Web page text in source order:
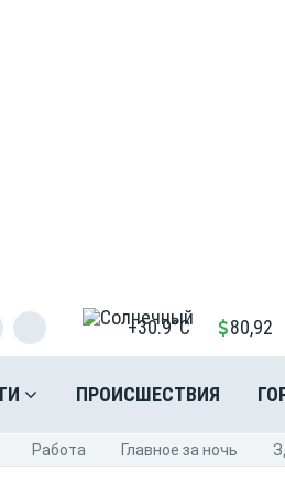
+30.9°C 80,92
ПРОИСШЕСТВИЯ
Pабота Главное за ночь